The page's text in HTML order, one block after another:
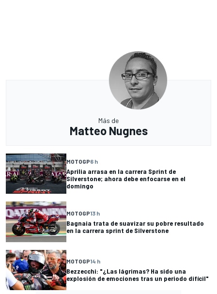
Más de
Matteo Nugnes
MOTOGP6 h
Aprilia arrasa en la carrera Sprint de
Silverstone; ahora debe enfocarse en el
domingo
MOTOGP13 h
Bagnaia trata de suavizar su pobre resultado
en la carrera sprint de Silverstone
MOTOGP14 h
Bezzecchi: "¿Las lágrimas? Ha sido una
explosión de emociones tras un periodo difícil"